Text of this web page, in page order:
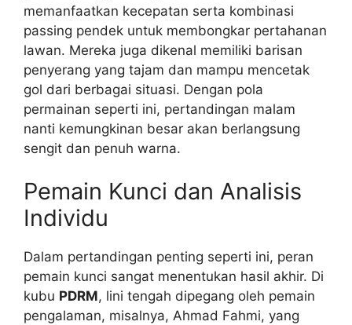
memanfaatkan kecepatan serta kombinasi
passing pendek untuk membongkar pertahanan
lawan. Mereka juga dikenal memiliki barisan
penyerang yang tajam dan mampu mencetak
gol dari berbagai situasi. Dengan pola
permainan seperti ini, pertandingan malam
nanti kemungkinan besar akan berlangsung
sengit dan penuh warna.
Pemain Kunci dan Analisis
Individu
Dalam pertandingan penting seperti ini, peran
pemain kunci sangat menentukan hasil akhir. Di
kubu PDRM, lini tengah dipegang oleh pemain
pengalaman, misalnya, Ahmad Fahmi, yang